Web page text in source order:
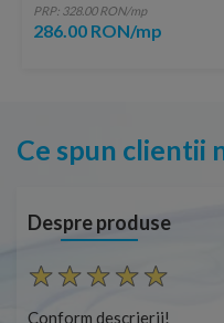
Antracite Rectificata
lucioasa 80,2x80,2 cm
PRP: 328.00 RON/mp
286.00 RON/mp
Ce spun clientii
Despre produse
Conform descrierii!